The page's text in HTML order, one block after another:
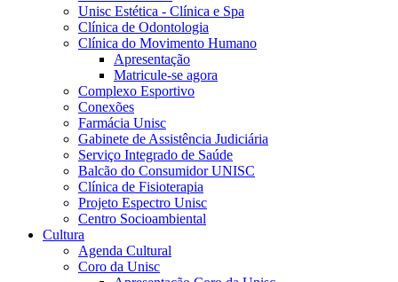
Unisc Estética - Clínica e Spa
Clínica de Odontologia
Clínica do Movimento Humano
Apresentação
Matricule-se agora
Complexo Esportivo
Conexões
Farmácia Unisc
Gabinete de Assistência Judiciária
Serviço Integrado de Saúde
Balcão do Consumidor UNISC
Clínica de Fisioterapia
Projeto Espectro Unisc
Centro Socioambiental
Cultura
Agenda Cultural
Coro da Unisc